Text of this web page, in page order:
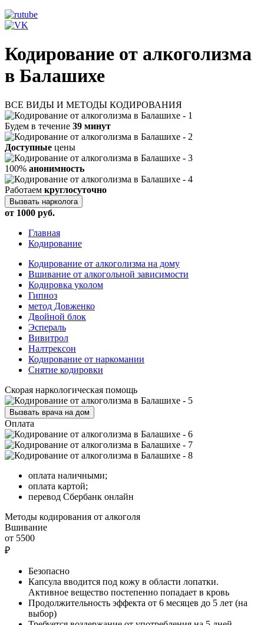
Кодирование от алкоголизма
в Балашихе
ВСЕ ВИДЫ И МЕТОДЫ КОДИРОВАНИЯ
Будем в течение 39 минут
Доступные цены
100% анонимность
Работаем круглосуточно
Вызвать нарколога
от 1000 руб.
Главная
Кодирование
Кодирование от алкоголизма на дому
Вшивание от алкогольной зависимости
Кодировка уколом
Гипноз
метод Довженко
Двойной блок
Эспераль
Вивитрол
Налтрексон
Кодирование от наркомании
Снятие кодировки
Скорая наркологическая помощь
Вызвать врача на дом
Оплата
оплата наличными;
оплата картой;
перевод Сбербанк онлайн
Методы кодирования от алкоголя
Вшивание
от 5500
₽
Безопасно
Капсула вводится под кожу в области лопатки.
Активное вещество постепенно попадает в кровь
Продолжительность эффекта от 6 месяцев до 5 лет (на
выбор)